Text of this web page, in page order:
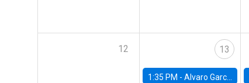
12 13
1:35 PM - Alvaro Garcia-Marin, Universidad de Los Andes